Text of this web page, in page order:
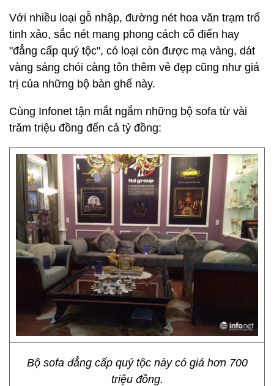
Với nhiều loại gỗ nhập, đường nét hoa văn trạm trổ
tinh xảo, sắc nét mang phong cách cổ điển hay
"đẳng cấp quý tộc", có loại còn được mạ vàng, dát
vàng sáng chói càng tôn thêm vẻ đẹp cũng như giá
trị của những bộ bàn ghế này.
Cùng Infonet tận mắt ngắm những bộ sofa từ vài
trăm triệu đồng đến cả tỷ đồng:
Bộ sofa đẳng cấp quý tộc này có giá hơn 700
triệu đồng.